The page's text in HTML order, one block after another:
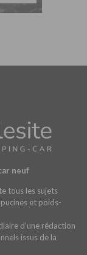
neuf
tous les sujets
et poids-
d’une rédaction
issus de la